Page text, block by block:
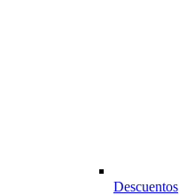
Descuentos